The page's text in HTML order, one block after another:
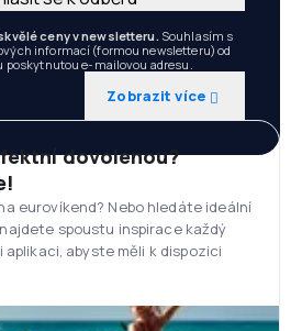
ceny v newsletteru. Souhlasím s
informací (formou newsletteru) od
poskytnutou e-mailovou adresu.
Zobrazit více
dovolenou?
eurovíkend? Nebo hledáte ideální
spoustu inspirace každý
abyste měli k dispozici